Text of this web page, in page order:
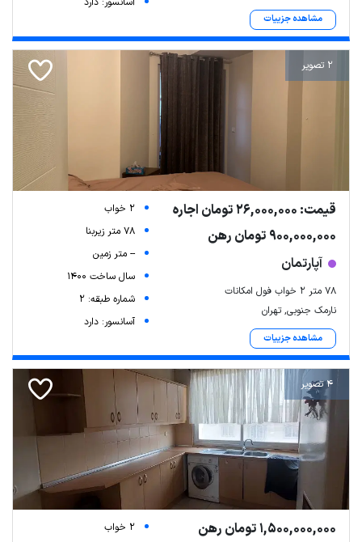
مشاهده جزییات
2 تصویر
قیمت: 26,000,000 تومان اجاره
900,000,000 تومان رهن
آپارتمان
۷۸ متر ۲ خواب فول امکانات
نارمک جنوبی, تهران
مشاهده جزییات
2 خواب
78 متر زیربنا
-- متر زمین
سال ساخت 1400
شماره طبقه: 2
آسانسور: دارد
4 تصویر
1,500,000,000 تومان رهن
2 خواب